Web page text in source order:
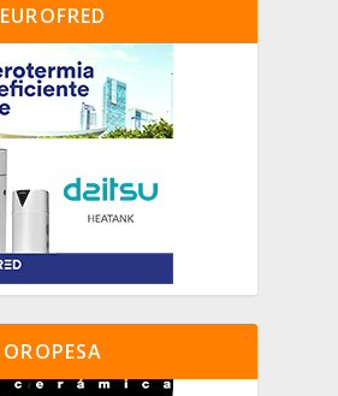
EUROFRED
OROPESA